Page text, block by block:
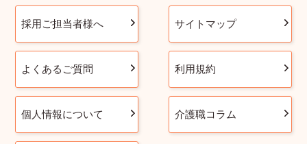
採用ご担当者様へ サイトマップ
よくあるご質問 利用規約
個人情報について 介護職コラム